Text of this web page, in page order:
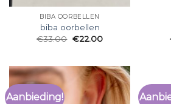
BIBA OORBELLEN
biba oorbellen
€33.00 €22.00
Aanbieding!